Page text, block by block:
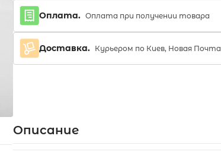
Оплата. Оплата при получении товара
Доставка. Курьером по Киев, Новая Почта
Описание